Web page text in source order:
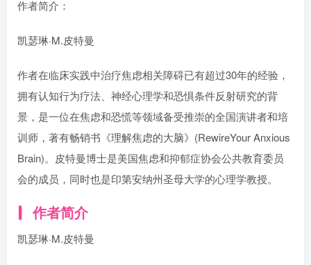
作者简介：
凯瑟琳·M.皮特曼
作者在临床实践中治疗焦虑相关障碍已有超过30年的经验，
拥有认知行为疗法、神经心理学和恐惧条件反射研究的背
景，是一位在焦虑和恐慌等领域备受推崇的全国演讲者和培
训师，著有畅销书《理解焦虑的大脑》(RewireYour Anxious
Brain)。皮特曼博士是美国焦虑和抑郁症协会公共教育委员
会的成员，同时也是印第安纳州圣母大学的心理学教授。
作者简介
凯瑟琳·M.皮特曼